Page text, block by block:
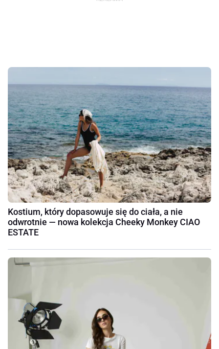
Kostium, który dopasowuje się do ciała, a nie
odwrotnie — nowa kolekcja Cheeky Monkey CIAO
ESTATE